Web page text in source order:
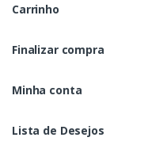
Carrinho
Finalizar compra
Minha conta
Lista de Desejos